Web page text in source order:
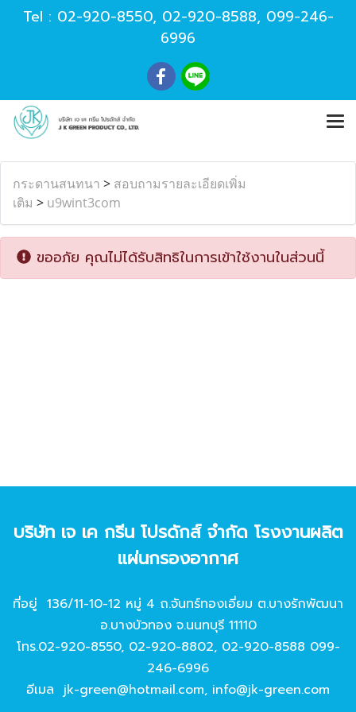
Tel : 02-920-8550, 02-920-8588, 099-246-
6996
กระดานสนทนา > สอบถามรายละเอียดเพิ่ม
เติม > u9wint3com
ขออภัย คุณไม่ได้รับสิทธิในการเข้าใช้งานในส่วนนี้
บริษัท เจ เค กรีน โปรดักส์ จํากัด โรงงานผลิต
แผ่นกรองอากาศ
ที่อยู่ 136/11-10-12 หมู่ 4 ถ.จันทร์ทองเอี่ยม ต.บางรักพัฒนา
อ.บางบัวทอง จ.นนทบุรี 11110
โทร.02-920-8550, 02-920-8802, 02-920-8588 099-
246-6996
อีเมล jk-green@hotmail.com, info@jk-green.com